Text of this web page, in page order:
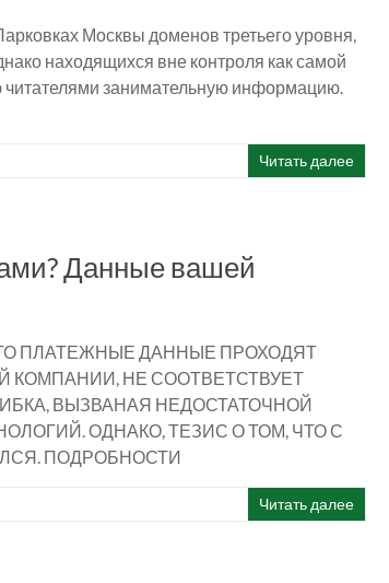
Москвы доменов третьего уровня,
находящихся вне контроля как самой
читателями занимательную информацию.
Читать далее
Данные вашей
ПЛАТЕЖНЫЕ ДАННЫЕ ПРОХОДЯТ
НЕ СООТВЕТСТВУЕТ
ВЫЗВАНАЯ НЕДОСТАТОЧНОЙ
ОДНАКО, ТЕЗИС О ТОМ, ЧТО С
ПОДРОБНОСТИ
Читать далее